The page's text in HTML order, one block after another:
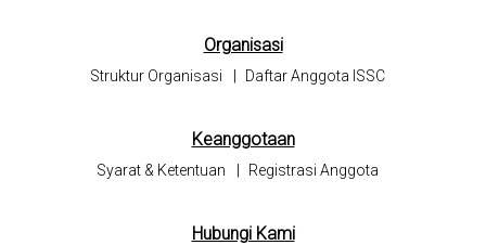
Organisasi
Struktur Organisasi Daftar Anggota ISSC
Keanggotaan
Syarat & Ketentuan Registrasi Anggota
Hubungi Kami